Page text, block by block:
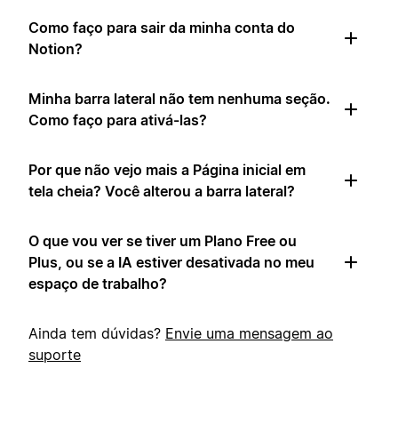
Como faço para sair da minha conta do
Notion?
Minha barra lateral não tem nenhuma seção.
Como faço para ativá-las?
Por que não vejo mais a Página inicial em
tela cheia? Você alterou a barra lateral?
O que vou ver se tiver um Plano Free ou
Plus, ou se a IA estiver desativada no meu
espaço de trabalho?
Ainda tem dúvidas? Envie uma mensagem ao
suporte